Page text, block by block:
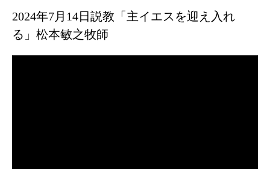
2024年7月14日説教「主イエスを迎え入れ
る」松本敏之牧師